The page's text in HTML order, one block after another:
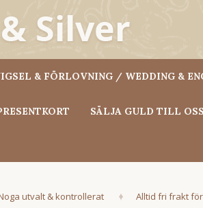
& FÖRLOVNING / WEDDING &
SÄLJA GULD TILL OSS
utvalt & kontrollerat Alltid fri frakt